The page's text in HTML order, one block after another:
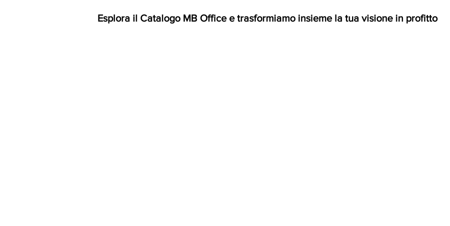
mercati in cui domanda e offerta si intersecano ogni giorno definendo il nostro
congiunzione tra domanda e offerta. Non esisterebbe offerta e
Esplora il Catalogo MB Office e trasformiamo insieme la tua visione in profitto